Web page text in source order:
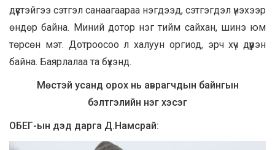
дүүстэйгээ сэтгэл санаагаараа нэгдээд, сэтгэгдэл үнэхээр
өндөр байна. Миний дотор нэг тийм сайхан, шинэ юм
төрсөн мэт. Дотроосоо л халуун оргиод, эрч хүч дүүрэн
байна. Баярлалаа та бүхэнд.
Мөстэй усанд орох нь аврагчдын байнгын
бэлтгэлийн нэг хэсэг
ОБЕГ-ын дэд дарга Д.Намсрай: